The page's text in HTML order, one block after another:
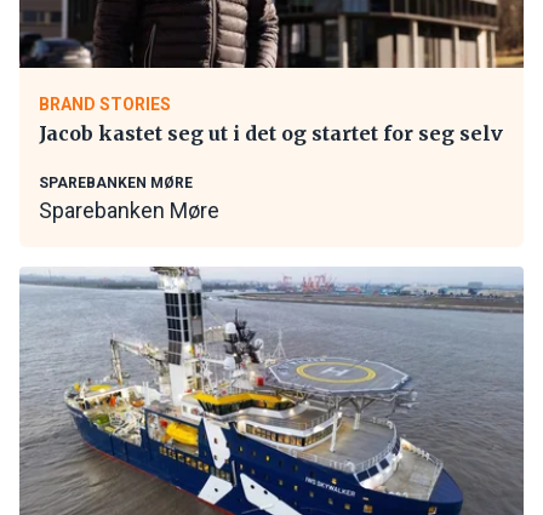
BRAND STORIES
Jacob kastet seg ut i det og startet for seg selv
SPAREBANKEN MØRE
Sparebanken Møre